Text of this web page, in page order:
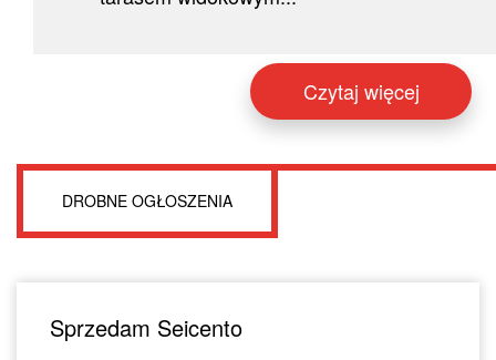
Czytaj więcej
DROBNE OGŁOSZENIA
Sprzedam Seicento